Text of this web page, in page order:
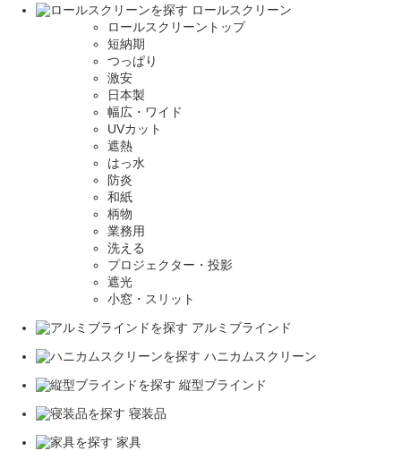
ロールスクリーン
ロールスクリーントップ
短納期
つっぱり
激安
日本製
幅広・ワイド
UVカット
遮熱
はっ水
防炎
和紙
柄物
業務用
洗える
プロジェクター・投影
遮光
小窓・スリット
アルミブラインド
ハニカムスクリーン
縦型ブラインド
寝装品
家具